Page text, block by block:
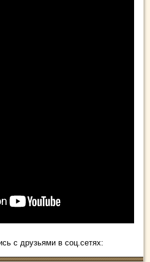
с друзьями в соц.сетях: